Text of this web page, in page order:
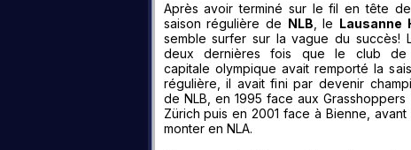
Après avoir terminé sur le fil en tête
saison régulière de NLB , le Lausanne
semble surfer sur la vague du succès!
deux dernières fois que le club
capitale olympique avait remporté la
régulière, il avait fini par devenir
de NLB, en 1995 face aux Grasshoppers
Zürich puis en 2001 face à Bienne, avant
monter en NLA.